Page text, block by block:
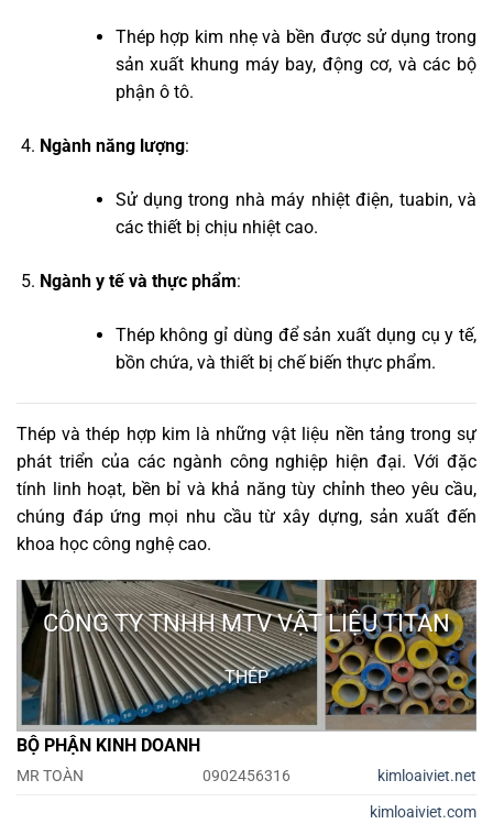
Thép hợp kim nhẹ và bền được sử dụng trong
sản xuất khung máy bay, động cơ, và các bộ
phận ô tô.
Ngành năng lượng:
Sử dụng trong nhà máy nhiệt điện, tuabin, và
các thiết bị chịu nhiệt cao.
Ngành y tế và thực phẩm:
Thép không gỉ dùng để sản xuất dụng cụ y tế,
bồn chứa, và thiết bị chế biến thực phẩm.
Thép và thép hợp kim là những vật liệu nền tảng trong sự
phát triển của các ngành công nghiệp hiện đại. Với đặc
tính linh hoạt, bền bỉ và khả năng tùy chỉnh theo yêu cầu,
chúng đáp ứng mọi nhu cầu từ xây dựng, sản xuất đến
khoa học công nghệ cao.
CÔNG TY TNHH MTV VẬT LIỆU TITAN
THÉP
BỘ PHẬN KINH DOANH
MR TOÀN 0902456316
kimloaiviet.net
kimloaiviet.com